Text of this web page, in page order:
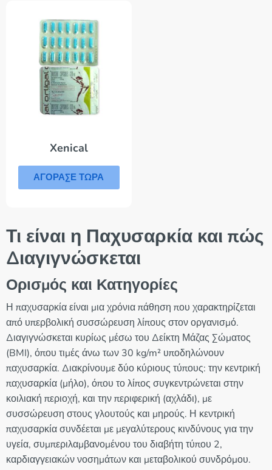
Xenical
ΑΓΟΡΑΣΕ ΤΩΡΑ
Τι είναι η Παχυσαρκία και πώς
Διαγιγνώσκεται
Ορισμός και Κατηγορίες
Η παχυσαρκία είναι μια χρόνια πάθηση που χαρακτηρίζεται
από υπερβολική συσσώρευση λίπους στον οργανισμό.
Διαγιγνώσκεται κυρίως μέσω του Δείκτη Μάζας Σώματος
(BMI), όπου τιμές άνω των 30 kg/m² υποδηλώνουν
παχυσαρκία. Διακρίνουμε δύο κύριους τύπους: την κεντρική
παχυσαρκία (μήλο), όπου το λίπος συγκεντρώνεται στην
κοιλιακή περιοχή, και την περιφερική (αχλάδι), με
συσσώρευση στους γλουτούς και μηρούς. Η κεντρική
παχυσαρκία συνδέεται με μεγαλύτερους κινδύνους για την
υγεία, συμπεριλαμβανομένου του διαβήτη τύπου 2,
καρδιαγγειακών νοσημάτων και μεταβολικού συνδρόμου.